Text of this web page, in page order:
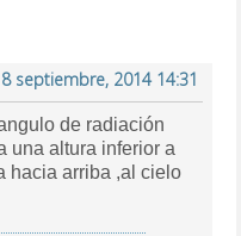
septiembre, 2014 14:31
de radiación
una altura inferior a
hacia arriba ,al cielo